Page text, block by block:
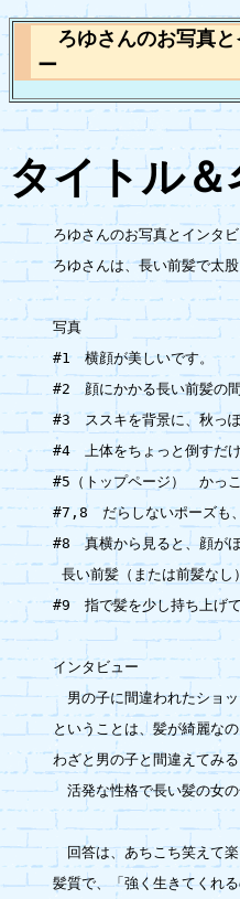
ろゆさんのお写真と
ー
タイトル＆
ろゆさんのお写真とインタ
ろゆさんは、長い前髪で太
写真
#1　横顔が美しいです。
#2　顔にかかる長い前髪の
#3　ススキを背景に、秋っ
#4　上体をちょっと倒すだ
#5（トップページ）　かっこ
#7,8　だらしないポーズも
#8　真横から見ると、顔が
長い前髪（または前髪なし
#9　指で髪を少し持ち上げ
インタビュー
男の子に間違われたショッ
ということは、髪が綺麗な
わざと男の子と間違えてみ
活発な性格で長い髪の女の
回答は、あちこち笑えて楽
髪質で、「強く生きてくれ